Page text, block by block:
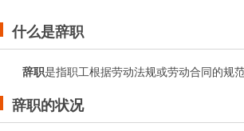
什么是辞职
辞职是指职工根据劳动法规或劳动合同的规
辞职的状况